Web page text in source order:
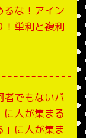
るな！アイン
！単利と複利
者でもないバ
に人が集まる
」に人が集ま